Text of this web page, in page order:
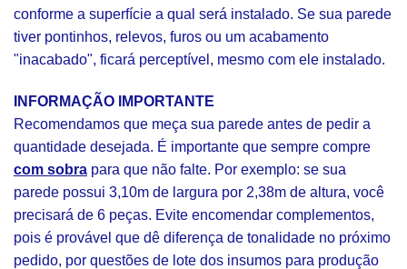
conforme a superfície a qual será instalado. Se sua parede
tiver pontinhos, relevos, furos ou um acabamento
"inacabado", ficará perceptível, mesmo com ele instalado.
INFORMAÇÃO IMPORTANTE
Recomendamos que meça sua parede antes de pedir a
quantidade desejada. É importante que sempre compre
com sobra para que não falte. Por exemplo: se sua
parede possui 3,10m de largura por 2,38m de altura, você
precisará de 6 peças. Evite encomendar complementos,
pois é provável que dê diferença de tonalidade no próximo
pedido, por questões de lote dos insumos para produção